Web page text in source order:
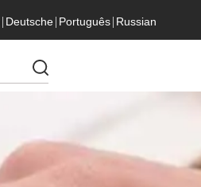
Deutsche Português Russian